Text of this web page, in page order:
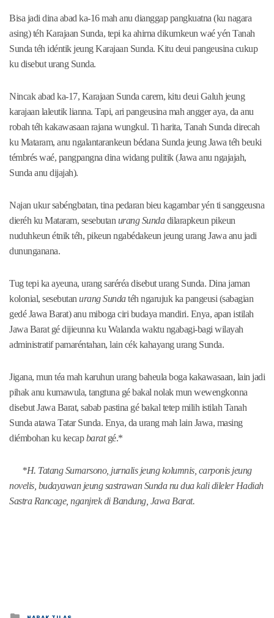
Bisa jadi dina abad ka-16 mah anu dianggap pangkuatna (ku nagara
asing) téh Karajaan Sunda, tepi ka ahirna dikumkeun waé yén Tanah
Sunda téh idéntik jeung Karajaan Sunda. Kitu deui pangeusina cukup
ku disebut urang Sunda.
Nincak abad ka-17, Karajaan Sunda carem, kitu deui Galuh jeung
karajaan laleutik lianna. Tapi, ari pangeusina mah angger aya, da anu
robah téh kakawasaan rajana wungkul. Ti harita, Tanah Sunda direcah
ku Mataram, anu ngalantarankeun bédana Sunda jeung Jawa téh beuki
témbrés waé, pangpangna dina widang pulitik (Jawa anu ngajajah,
Sunda anu dijajah).
Najan ukur sabéngbatan, tina pedaran bieu kagambar yén ti sanggeusna
dieréh ku Mataram, sesebutan urang Sundadilarapkeun pikeun
nuduhkeun étnik téh, pikeun ngabédakeun jeung urang Jawa anu jadi
dununganana.
Tug tepi ka ayeuna, urang saréréa disebut urang Sunda. Dina jaman
kolonial, sesebutan urang Sundatéh ngarujuk ka pangeusi (sabagian
gedé Jawa Barat) anu miboga ciri budaya mandiri. Enya, apan istilah
Jawa Barat gé dijieunna ku Walanda waktu ngabagi-bagi wilayah
administratif pamaréntahan, lain cék kahayang urang Sunda.
Jigana, mun téa mah karuhun urang baheula boga kakawasaan, lain jadi
pihak anu kumawula, tangtuna gé bakal nolak mun wewengkonna
disebut Jawa Barat, sabab pastina gé bakal tetep milih istilah Tanah
Sunda atawa Tatar Sunda. Enya, da urang mah lain Jawa, masing
diémbohan ku kecapbaratgé.*
*H. Tatang Sumarsono, jurnalis jeung kolumnis, carponis jeung
novelis, budayawan jeung sastrawan Sunda nu dua kali dileler Hadiah
Sastra Rancage, nganjrek di Bandung, Jawa Barat.
Posted